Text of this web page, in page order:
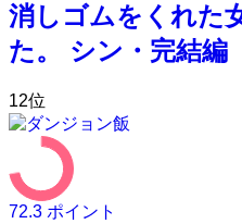
消しゴムをくれた
た。 シン・完結編
12位
72.3 ポイント